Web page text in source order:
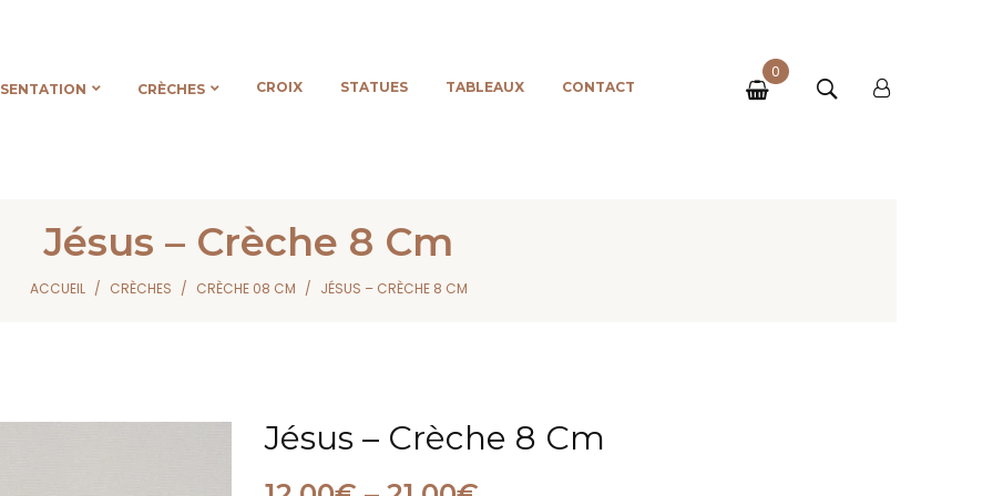
CRÈCHES CROIX STATUES TABLEAUX CONTACT
0
Jésus – Crèche 8 Cm
ACCUEIL CRÈCHES CRÈCHE 08 CM JÉSUS – CRÈCHE 8 CM
Jésus – Crèche 8 Cm